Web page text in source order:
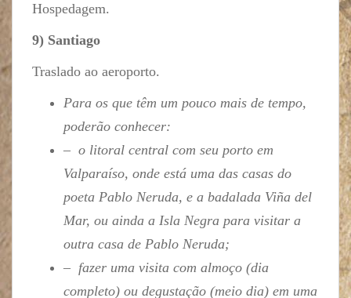
Hospedagem.
9) Santiago
Traslado ao aeroporto.
Para os que têm um pouco mais de tempo,
poderão conhecer:
– o litoral central com seu porto em
Valparaíso, onde está uma das casas do
poeta Pablo Neruda, e a badalada Viña del
Mar, ou ainda a Isla Negra para visitar a
outra casa de Pablo Neruda;
– fazer uma visita com almoço (dia
completo) ou degustação (meio dia) em uma